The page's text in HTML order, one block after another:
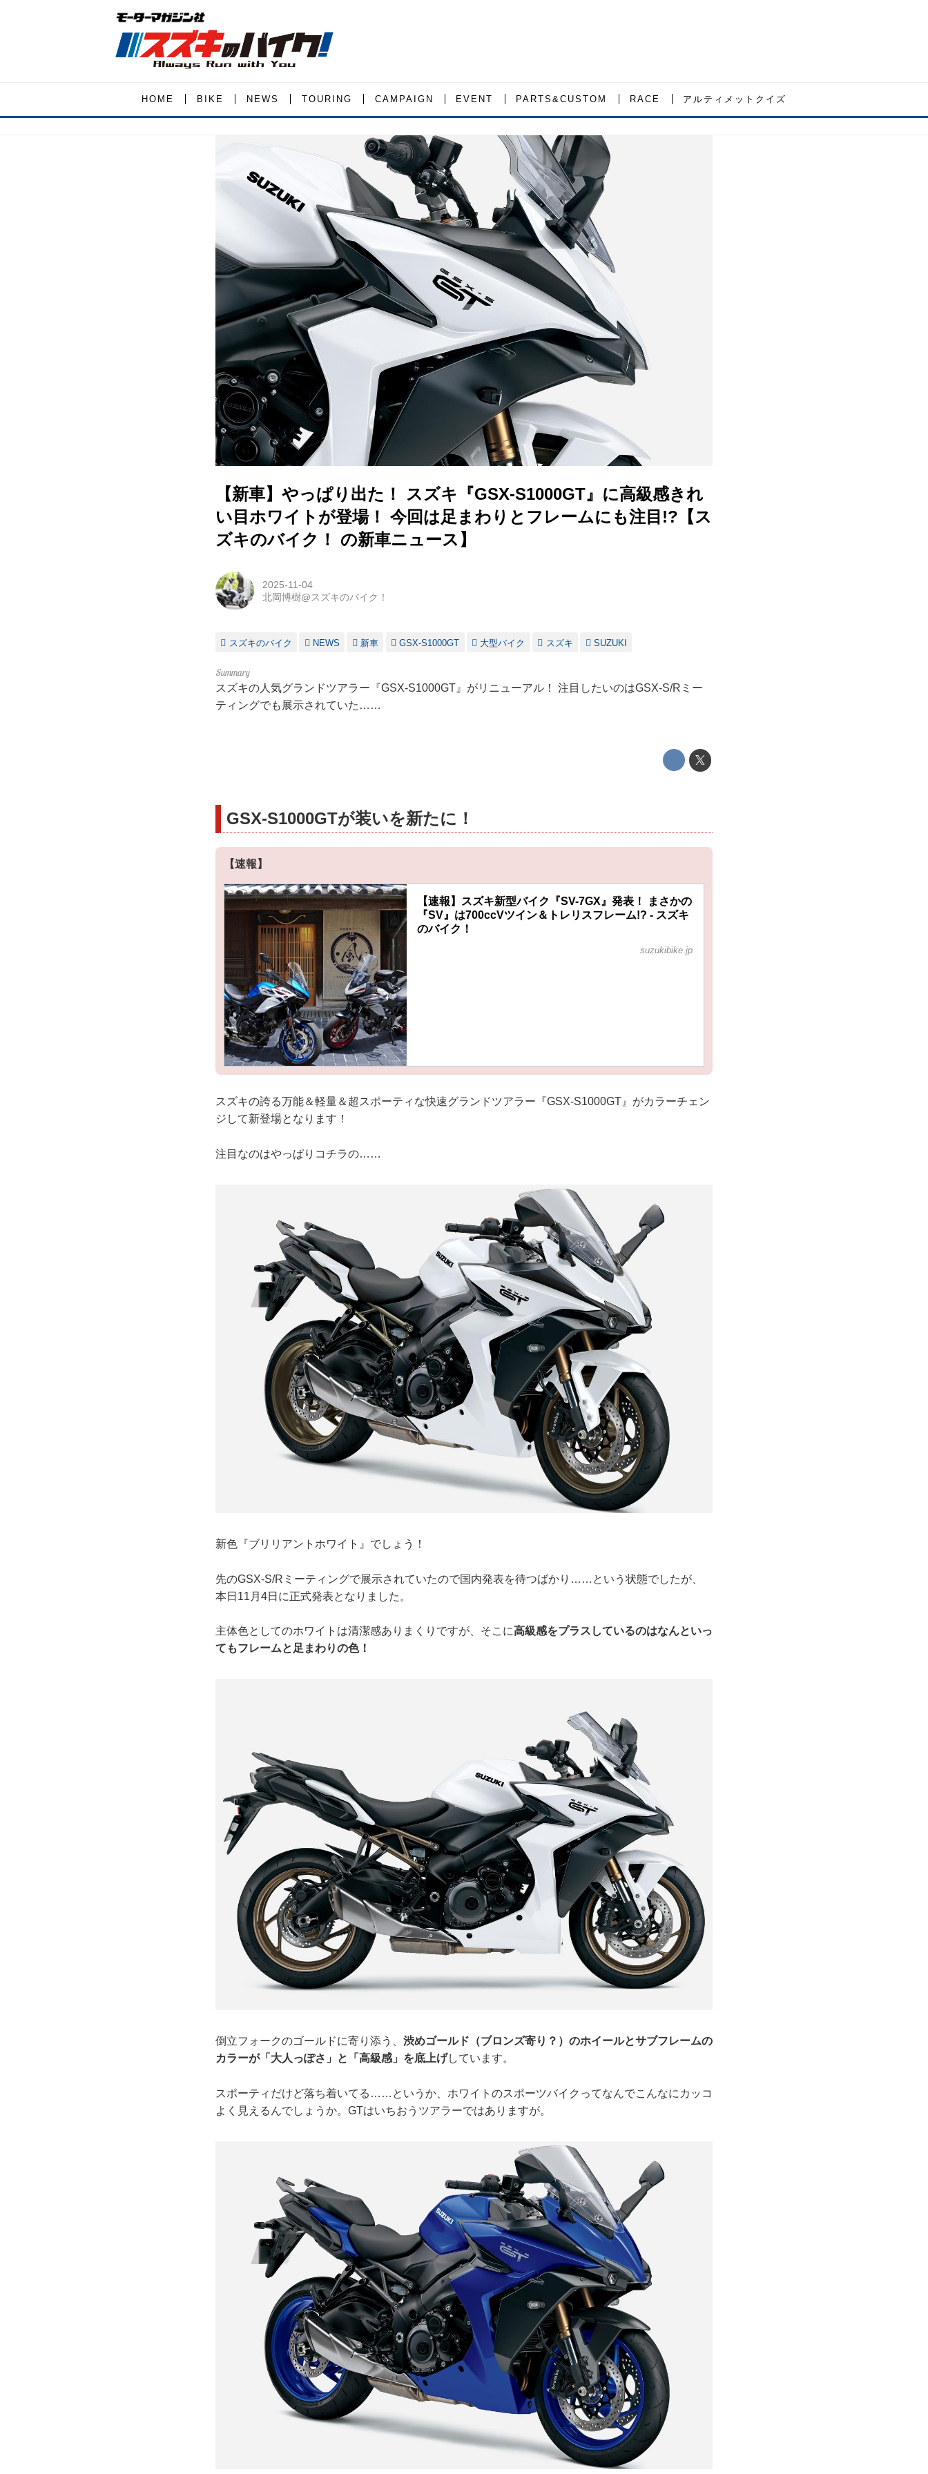
HOME BIKE NEWS TOURING CAMPAIGN EVENT PARTS&CUSTOM RACE アルティメットクイズ
【新車】やっぱり出た！ スズキ『GSX-S1000GT』に高級感きれ
い目ホワイトが登場！ 今回は足まわりとフレームにも注目!?【ス
ズキのバイク！ の新車ニュース】
2025-11-04
北岡博樹@スズキのバイク！
スズキのバイク NEWS 新車 GSX-S1000GT 大型バイク スズキ SUZUKI
スズキの人気グランドツアラー『GSX-S1000GT』がリニューアル！ 注目したいのはGSX-S/Rミー
ティングでも展示されていた……
GSX-S1000GTが装いを新たに！
【速報】
【速報】スズキ新型バイク『SV-7GX』発表！ まさかの
『SV』は700ccVツイン＆トレリスフレーム!? - スズキ
のバイク！
suzukibike.jp
スズキの誇る万能＆軽量＆超スポーティな快速グランドツアラー『GSX-S1000GT』がカラーチェン
ジして新登場となります！
注目なのはやっぱりコチラの……
新色『ブリリアントホワイト』でしょう！
先のGSX-S/Rミーティングで展示されていたので国内発表を待つばかり……という状態でしたが、
本日11月4日に正式発表となりました。
主体色としてのホワイトは清潔感ありまくりですが、そこに高級感をプラスしているのはなんといっ
てもフレームと足まわりの色！
倒立フォークのゴールドに寄り添う、 渋めゴールド（ブロンズ寄り？）のホイールとサブフレームの
カラーが「大人っぽさ」と「高級感」を底上げしています。
スポーティだけど落ち着いてる……というか、ホワイトのスポーツバイクってなんでこんなにカッコ
よく見えるんでしょうか。GTはいちおうツアラーではありますが。